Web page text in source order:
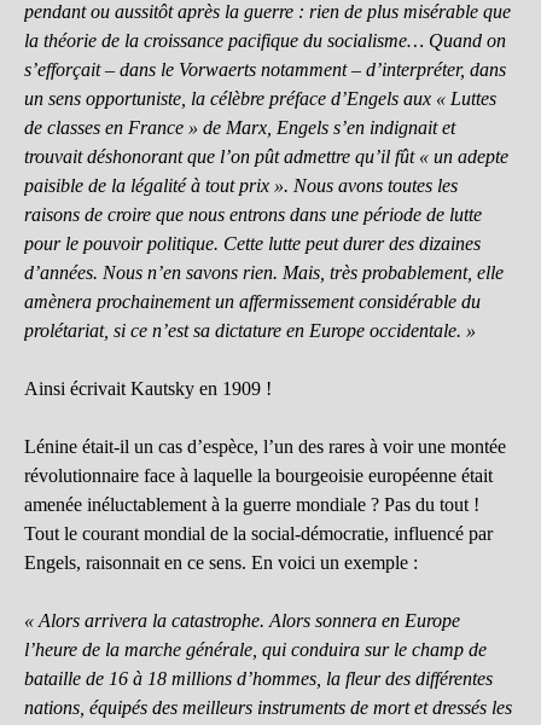
pendant ou aussitôt après la guerre : rien de plus misérable que
la théorie de la croissance pacifique du socialisme… Quand on
s’efforçait – dans le Vorwaerts notamment – d’interpréter, dans
un sens opportuniste, la célèbre préface d’Engels aux « Luttes
de classes en France » de Marx, Engels s’en indignait et
trouvait déshonorant que l’on pût admettre qu’il fût « un adepte
paisible de la légalité à tout prix ». Nous avons toutes les
raisons de croire que nous entrons dans une période de lutte
pour le pouvoir politique. Cette lutte peut durer des dizaines
d’années. Nous n’en savons rien. Mais, très probablement, elle
amènera prochainement un affermissement considérable du
prolétariat, si ce n’est sa dictature en Europe occidentale. »
Ainsi écrivait Kautsky en 1909 !
Lénine était-il un cas d’espèce, l’un des rares à voir une montée
révolutionnaire face à laquelle la bourgeoisie européenne était
amenée inéluctablement à la guerre mondiale ? Pas du tout !
Tout le courant mondial de la social-démocratie, influencé par
Engels, raisonnait en ce sens. En voici un exemple :
« Alors arrivera la catastrophe. Alors sonnera en Europe
l’heure de la marche générale, qui conduira sur le champ de
bataille de 16 à 18 millions d’hommes, la fleur des différentes
nations, équipés des meilleurs instruments de mort et dressés les